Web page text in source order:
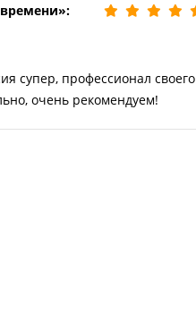
супер, профессионал своего
очень рекомендуем!